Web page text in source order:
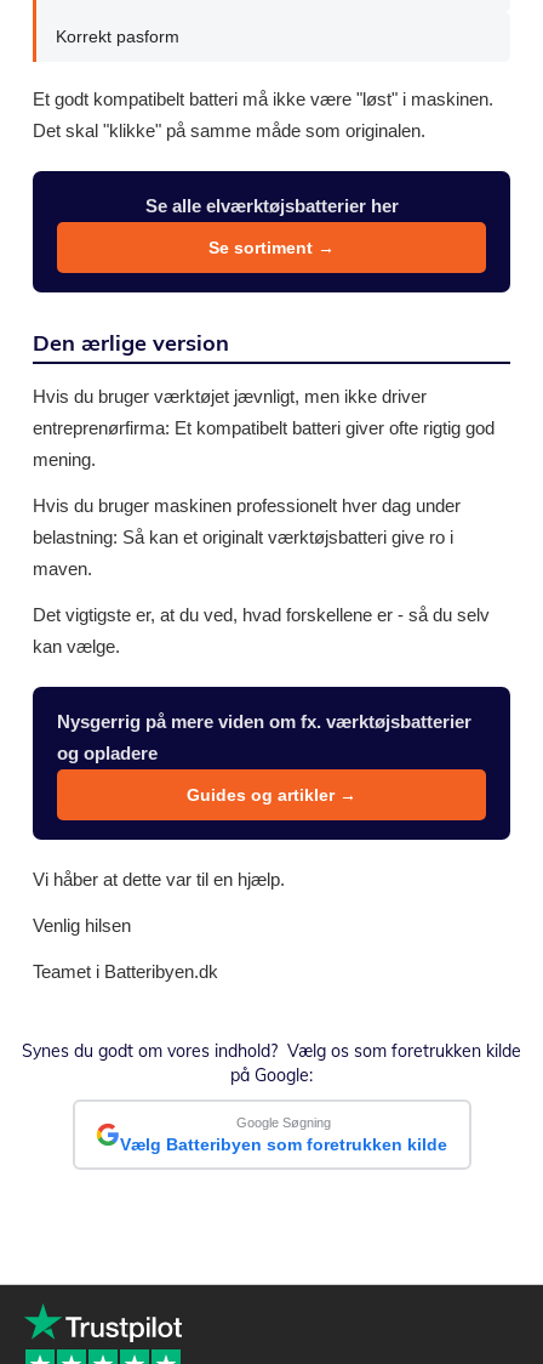
Korrekt pasform
Et godt kompatibelt batteri må ikke være "løst" i maskinen.
Det skal "klikke" på samme måde som originalen.
Se alle elværktøjsbatterier her
Se sortiment →
Den ærlige version
Hvis du bruger værktøjet jævnligt, men ikke driver
entreprenørfirma: Et kompatibelt batteri giver ofte rigtig god
mening.
Hvis du bruger maskinen professionelt hver dag under
belastning: Så kan et originalt værktøjsbatteri give ro i
maven.
Det vigtigste er, at du ved, hvad forskellene er - så du selv
kan vælge.
Nysgerrig på mere viden om fx. værktøjsbatterier
og opladere
Guides og artikler →
Vi håber at dette var til en hjælp.
Venlig hilsen
Teamet i Batteribyen.dk
Synes du godt om vores indhold? Vælg os som foretrukken kilde
på Google:
Google Søgning
Vælg Batteribyen som foretrukken kilde